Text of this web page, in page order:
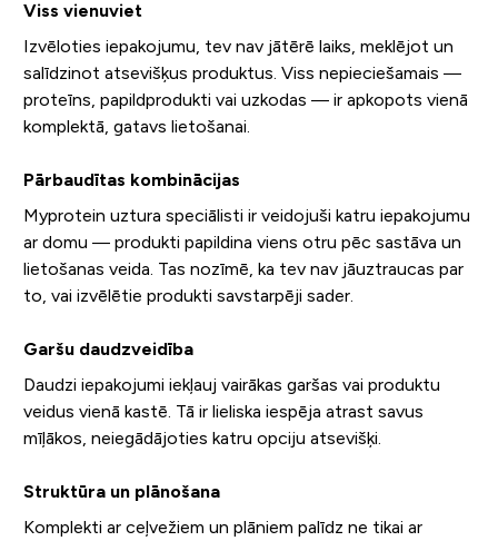
Viss vienuviet
Izvēloties iepakojumu, tev nav jātērē laiks, meklējot un
salīdzinot atsevišķus produktus. Viss nepieciešamais —
proteīns, papildprodukti vai uzkodas — ir apkopots vienā
komplektā, gatavs lietošanai.
Pārbaudītas kombinācijas
Myprotein uztura speciālisti ir veidojuši katru iepakojumu
ar domu — produkti papildina viens otru pēc sastāva un
lietošanas veida. Tas nozīmē, ka tev nav jāuztraucas par
to, vai izvēlētie produkti savstarpēji sader.
Garšu daudzveidība
Daudzi iepakojumi iekļauj vairākas garšas vai produktu
veidus vienā kastē. Tā ir lieliska iespēja atrast savus
mīļākos, neiegādājoties katru opciju atsevišķi.
Struktūra un plānošana
Komplekti ar ceļvežiem un plāniem palīdz ne tikai ar